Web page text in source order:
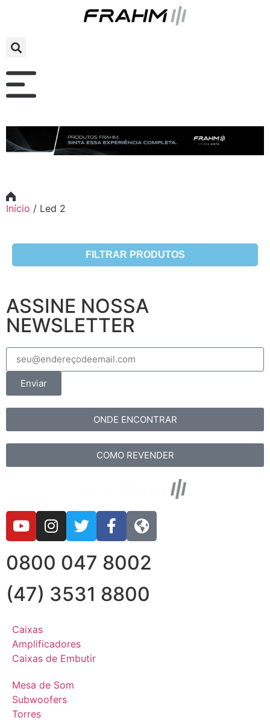
Início / Led 2
FILTRAR PRODUTOS
ASSINE NOSSA
NEWSLETTER
Enviar
ONDE ENCONTRAR
COMO REVENDER
0800 047 8002
(47) 3531 8800
Caixas
Amplificadores
Caixas de Embutir
Mesa de Som
Subwoofers
Torres